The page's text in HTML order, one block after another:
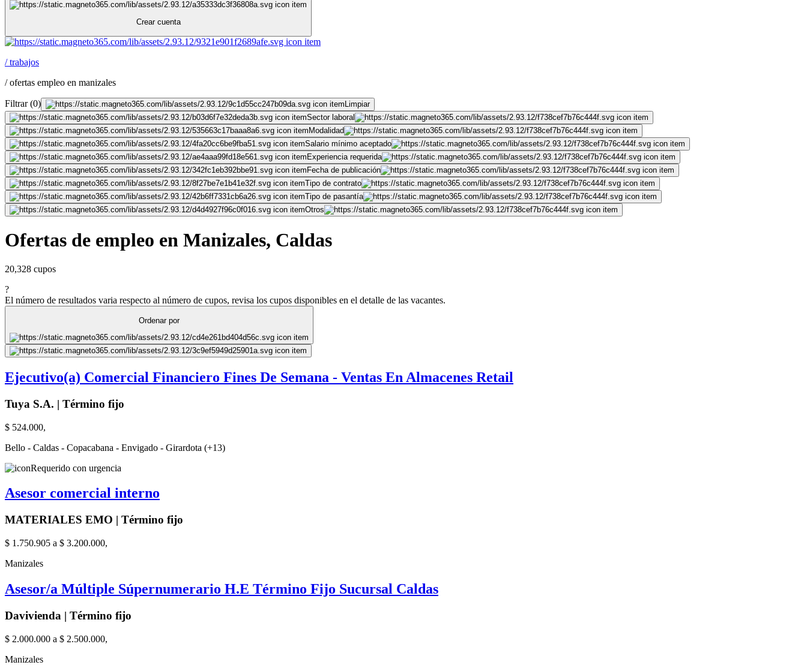
Crear cuenta
/trabajos
/ofertas empleo en manizales
Filtrar(0)
Limpiar
Sector laboral
Modalidad
Salario mínimo aceptado
Experiencia requerida
Fecha de publicación
Tipo de contrato
Tipo de pasantía
Otros
Ofertas de empleo en Manizales, Caldas
20,328 cupos
?
El número de resultados varia respecto al número de cupos, revisa los cupos disponibles en el detalle de las vacantes.
Ordenar por
Ejecutivo(a) Comercial Financiero Fines De Semana - Ventas En Almacenes Retail
Tuya S.A. | Término fijo
$ 524.000,
Bello - Caldas - Copacabana - Envigado - Girardota (+13)
Requerido con urgencia
Asesor comercial interno
MATERIALES EMO | Término fijo
$ 1.750.905 a $ 3.200.000,
Manizales
Asesor/a Múltiple Súpernumerario H.E Término Fijo Sucursal Caldas
Davivienda | Término fijo
$ 2.000.000 a $ 2.500.000,
Manizales